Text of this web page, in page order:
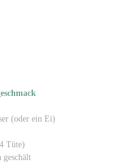
(oder ein Ei)
Tüte)
geschält